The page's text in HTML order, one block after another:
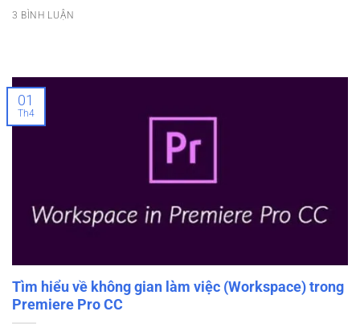
3 BÌNH LUẬN
Tìm hiểu về không gian làm việc (Workspace) trong
Premiere Pro CC
01
Th4